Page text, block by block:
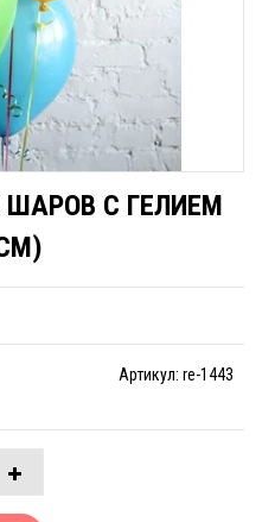
С ГЕЛИЕМ
Артикул: re-1443